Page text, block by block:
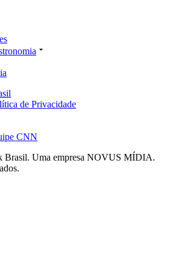
de Privacidade
CNN
Brasil. Uma empresa NOVUS MÍDIA.